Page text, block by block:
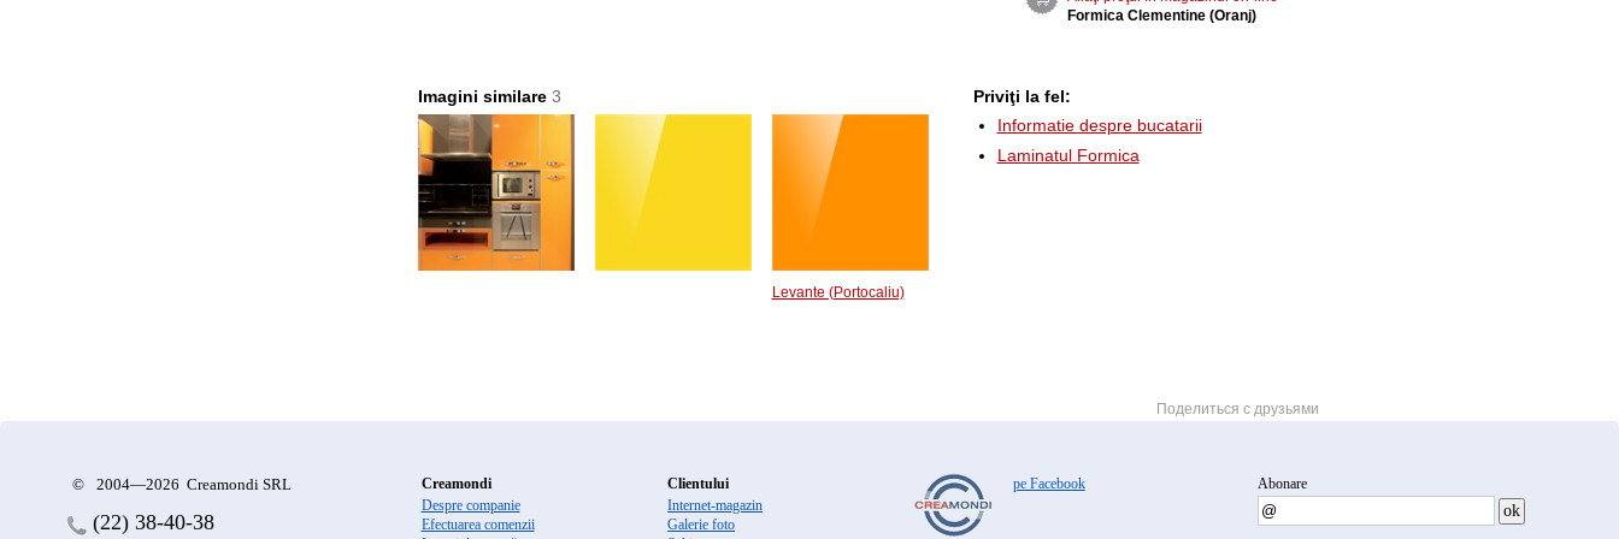
Formica Clementine (Oranj)
Imagini similare 3
Levante (Portocaliu)
Priviţi la fel:
Informatie despre bucatarii
Laminatul Formica
Поделиться с друзьями
© 2004—2026 Creamondi SRL
(22) 38-40-38
Creamondi
Despre companie
Efectuarea comenzii
Clientului
Internet-magazin
Galerie foto
pe Facebook Abonare